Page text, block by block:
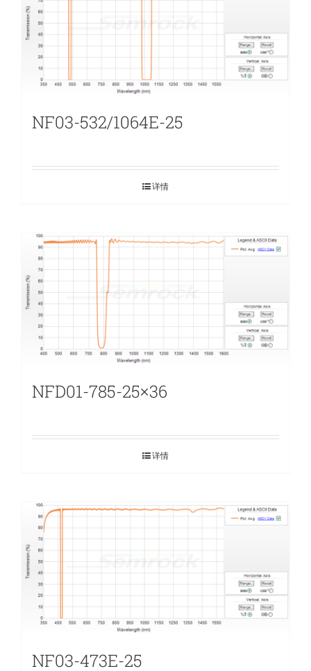
NF03-532/1064E-25
详情
NFD01-785-25×36
详情
NF03-473E-25